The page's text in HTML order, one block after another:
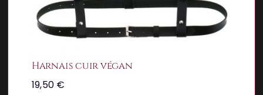
Harnais cuir végan
19,50 €